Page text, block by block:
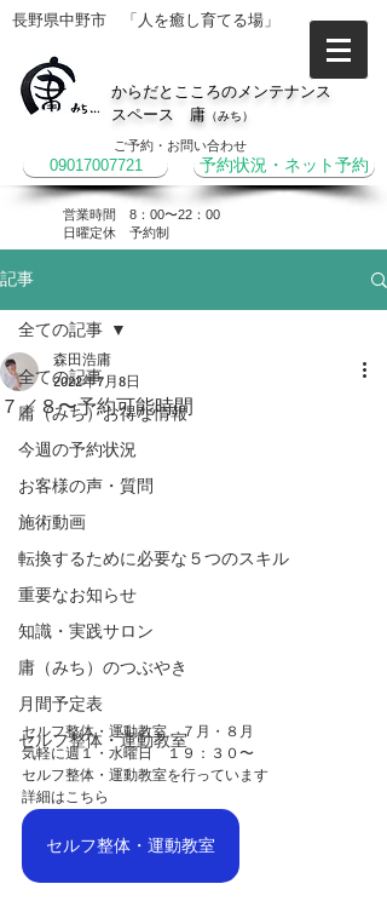
長野県中野市 「人を癒し育てる場」
からだとこころのメンテナンス
スペース 庸 （みち）
ご予約・お問い合わせ
09017007721 予約状況・ネット予約
営業時間 8：00〜22：00
​日曜定休 予約制
記事
全ての記事
庸（みち）お得な情報
今週の予約状況
お客様の声・質問
施術動画
転換するために必要な５つのスキル
重要なお知らせ
知識・実践サロン
庸（みち）のつぶやき
月間予定表
セルフ整体・運動教室
全ての記事
７／８〜予約可能時間
森田浩庸
2022年7月8日
セルフ整体・運動教室　７月・８月
気軽に週１・水曜日　１９：３０〜
セルフ整体・運動教室を行っています
詳細はこちら
セルフ整体・運動教室